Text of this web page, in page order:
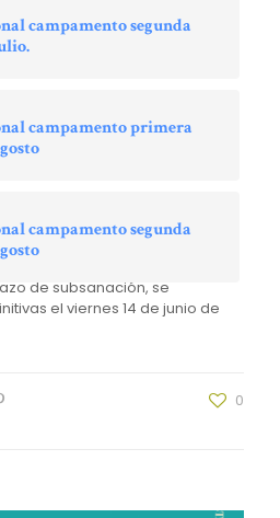
campamento segunda
campamento primera
campamento segunda
de subsanación, se
el viernes 14 de junio de
0